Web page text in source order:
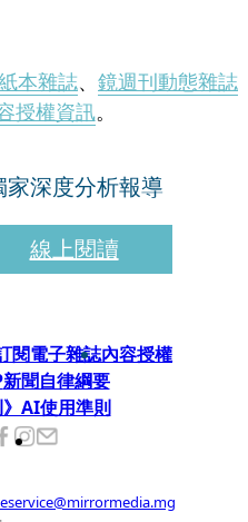
本雜誌、 鏡週刊動態雜誌
授權資訊。
家深度分析報導
線上閱讀
閱電子雜誌內容授權
新聞自律綱要
》AI使用準則